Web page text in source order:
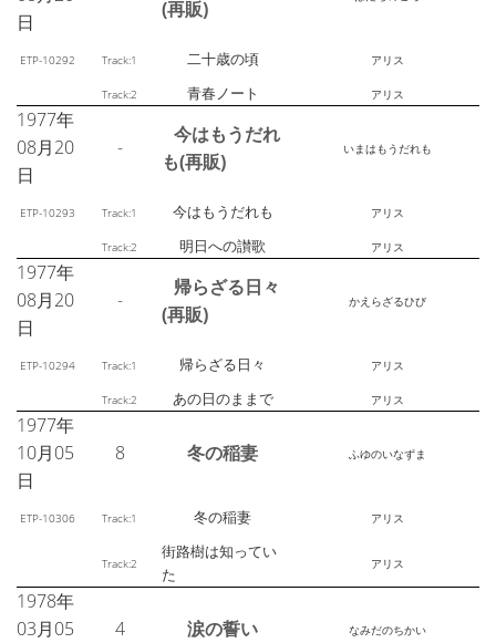
日
(再販)
ETP-10292 Track:1 二十歳の頃 アリス
Track:2 青春ノート アリス
1977年
08月20
日
-
今はもうだれ
も(再販)
いまはもうだれも
ETP-10293 Track:1 今はもうだれも アリス
Track:2 明日への讃歌 アリス
1977年
08月20
日
-
帰らざる日々
(再販)
かえらざるひび
ETP-10294 Track:1 帰らざる日々 アリス
Track:2 あの日のままで アリス
1977年
10月05
日
8 冬の稲妻 ふゆのいなずま
ETP-10306 Track:1 冬の稲妻 アリス
Track:2
街路樹は知ってい
た
アリス
1978年
03月05
4 涙の誓い なみだのちかい